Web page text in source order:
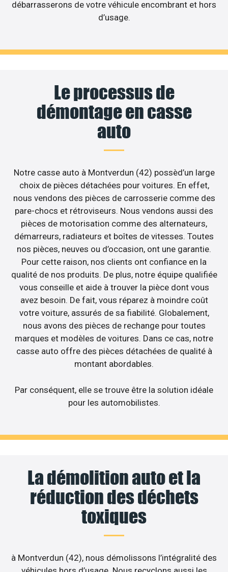
débarrasserons de votre véhicule encombrant et hors
d’usage.
Le processus de
démontage en casse
auto
Notre casse auto à Montverdun (42) possèd’un large
choix de pièces détachées pour voitures. En effet,
nous vendons des pièces de carrosserie comme des
pare-chocs et rétroviseurs. Nous vendons aussi des
pièces de motorisation comme des alternateurs,
démarreurs, radiateurs et boîtes de vitesses. Toutes
nos pièces, neuves ou d’occasion, ont une garantie.
Pour cette raison, nos clients ont confiance en la
qualité de nos produits. De plus, notre équipe qualifiée
vous conseille et aide à trouver la pièce dont vous
avez besoin. De fait, vous réparez à moindre coût
votre voiture, assurés de sa fiabilité. Globalement,
nous avons des pièces de rechange pour toutes
marques et modèles de voitures. Dans ce cas, notre
casse auto offre des pièces détachées de qualité à
montant abordables.
Par conséquent, elle se trouve être la solution idéale
pour les automobilistes.
La démolition auto et la
réduction des déchets
toxiques
à Montverdun (42), nous démolissons l’intégralité des